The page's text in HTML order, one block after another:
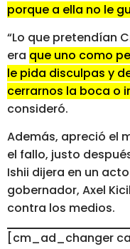
porque a ella no le
“Lo que pretendían
era que uno como
le pida disculpas y
cerrarnos la boca o
consideró.
Además, apreció el
el fallo, justo
Ishii dijera en un
gobernador, Axel
contra los medios.
[cm_ad_changer